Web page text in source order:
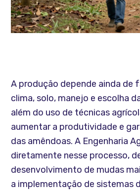
A produção depende ainda de
clima, solo, manejo e escolha
além do uso de técnicas
aumentar a produtividade e
das amêndoas. A Engenharia
diretamente nesse processo,
desenvolvimento de mudas
a implementação de sistemas